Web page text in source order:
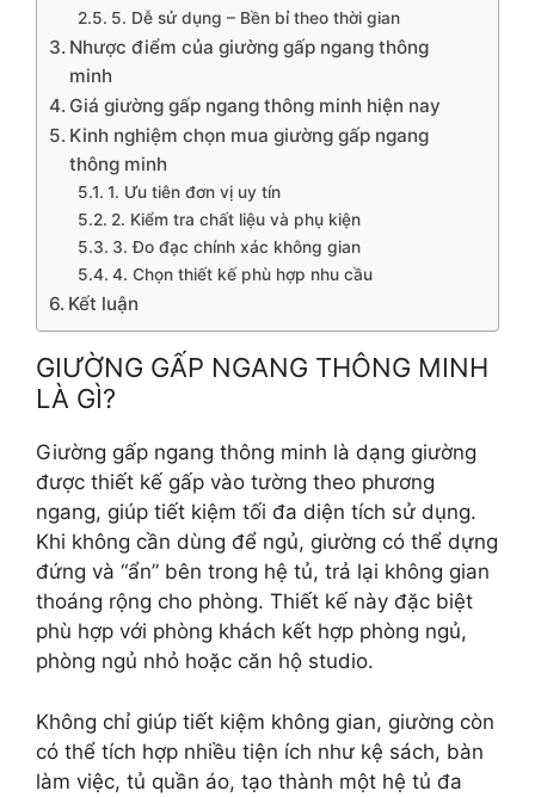
5. Dễ sử dụng – Bền bỉ theo thời gian
Nhược điểm của giường gấp ngang thông
minh
Giá giường gấp ngang thông minh hiện nay
Kinh nghiệm chọn mua giường gấp ngang
thông minh
1. Ưu tiên đơn vị uy tín
2. Kiểm tra chất liệu và phụ kiện
3. Đo đạc chính xác không gian
4. Chọn thiết kế phù hợp nhu cầu
Kết luận
GIƯỜNG GẤP NGANG THÔNG MINH
LÀ GÌ?
Giường gấp ngang thông minh là dạng giường
được thiết kế gấp vào tường theo phương
ngang, giúp tiết kiệm tối đa diện tích sử dụng.
Khi không cần dùng để ngủ, giường có thể dựng
đứng và “ẩn” bên trong hệ tủ, trả lại không gian
thoáng rộng cho phòng. Thiết kế này đặc biệt
phù hợp với phòng khách kết hợp phòng ngủ,
phòng ngủ nhỏ hoặc căn hộ studio.
Không chỉ giúp tiết kiệm không gian, giường còn
có thể tích hợp nhiều tiện ích như kệ sách, bàn
làm việc, tủ quần áo, tạo thành một hệ tủ đa